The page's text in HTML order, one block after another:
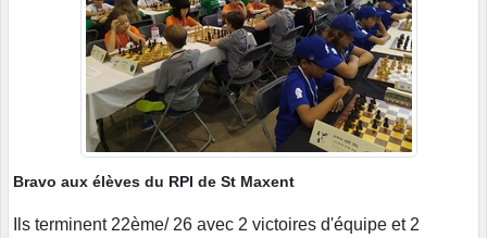
Bravo aux élèves du RPI de St Maxent
Ils terminent 22ème/ 26 avec 2 victoires d'équipe et 2